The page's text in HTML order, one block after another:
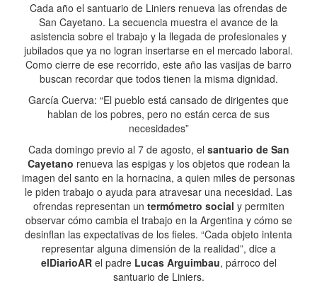
Cada año el santuario de Liniers renueva las ofrendas de
San Cayetano. La secuencia muestra el avance de la
asistencia sobre el trabajo y la llegada de profesionales y
jubilados que ya no logran insertarse en el mercado laboral.
Como cierre de ese recorrido, este año las vasijas de barro
buscan recordar que todos tienen la misma dignidad.
García Cuerva: “El pueblo está cansado de dirigentes que
hablan de los pobres, pero no están cerca de sus
necesidades”
Cada domingo previo al 7 de agosto, el santuario de San
Cayetano renueva las espigas y los objetos que rodean la
imagen del santo en la hornacina, a quien miles de personas
le piden trabajo o ayuda para atravesar una necesidad. Las
ofrendas representan un termómetro social y permiten
observar cómo cambia el trabajo en la Argentina y cómo se
desinflan las expectativas de los fieles. “Cada objeto intenta
representar alguna dimensión de la realidad”, dice a
elDiarioARel padre Lucas Arguimbau, párroco del
santuario de Liniers.